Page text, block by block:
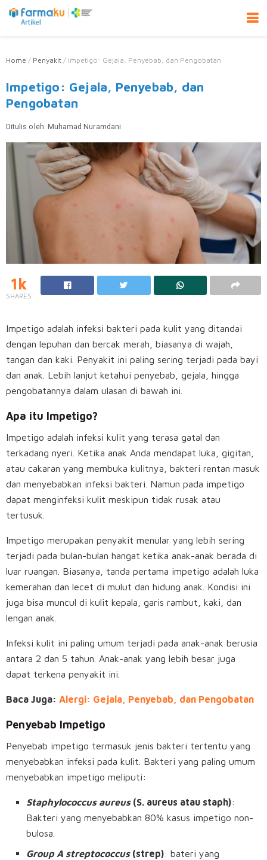
Home / Penyakit / Impetigo: Gejala, Penyebab, dan Pengobatan
Impetigo: Gejala, Penyebab, dan
Pengobatan
Ditulis oleh: Muhamad Nuramdani
1k
SHARES
Impetigo adalah infeksi bakteri pada kulit yang ditandai
dengan lepuhan dan bercak merah, biasanya di wajah,
tangan dan kaki. Penyakit ini paling sering terjadi pada bayi
dan anak. Lebih lanjut ketahui penyebab, gejala, hingga
pengobatannya dalam ulasan di bawah ini.
Apa itu Impetigo?
Impetigo adalah infeksi kulit yang terasa gatal dan
terkadang nyeri. Ketika anak Anda mendapat luka, gigitan,
atau cakaran yang membuka kulitnya, bakteri rentan masuk
dan menyebabkan infeksi bakteri. Namun pada impetigo
dapat menginfeksi kulit meskipun tidak rusak atau
tertusuk.
Impetigo merupakan penyakit menular yang lebih sering
terjadi pada bulan-bulan hangat ketika anak-anak berada di
luar ruangan. Biasanya, tanda pertama impetigo adalah luka
kemerahan dan lecet di mulut dan hidung anak. Kondisi ini
juga bisa muncul di kulit kepala, garis rambut, kaki, dan
lengan anak.
Infeksi kulit ini paling umum terjadi pada anak-anak berusia
antara 2 dan 5 tahun. Anak-anak yang lebih besar juga
dapat terkena penyakit ini.
Baca Juga: Alergi: Gejala, Penyebab, dan Pengobatan
Penyebab Impetigo
Penyebab impetigo termasuk jenis bakteri tertentu yang
menyebabkan infeksi pada kulit. Bakteri yang paling umum
menyebabkan impetigo meliputi:
Staphylococcus aureus(S. aureus atau staph):
Bakteri yang menyebabkan 80% kasus impetigo non-
bulosa.
Group A streptococcus(strep): bateri yang